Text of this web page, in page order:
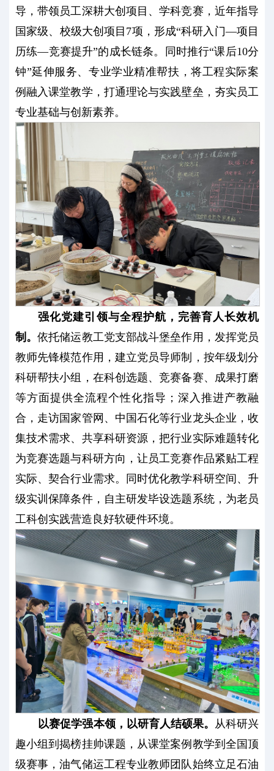
导，带领员工深耕大创项目、学科竞赛，近年指导
国家级、校级大创项目7项，形成“科研入门—项目
历练—竞赛提升”的成长链条。同时推行“课后10分
钟”延伸服务、专业学业精准帮扶，将工程实际案
例融入课堂教学，打通理论与实践壁垒，夯实员工
专业基础与创新素养。
强化党建引领与全程护航，完善育人长效机
制。依托储运教工党支部战斗堡垒作用，发挥党员
教师先锋模范作用，建立党员导师制，按年级划分
科研帮扶小组，在科创选题、竞赛备赛、成果打磨
等方面提供全流程个性化指导；深入推进产教融
合，走访国家管网、中国石化等行业龙头企业，收
集技术需求、共享科研资源，把行业实际难题转化
为竞赛选题与科研方向，让员工竞赛作品紧贴工程
实际、契合行业需求。同时优化教学科研空间、升
级实训保障条件，自主研发毕设选题系统，为老员
工科创实践营造良好软硬件环境。
以赛促学强本领，以研育人结硕果。
从科研兴
趣小组到揭榜挂帅课题，从课堂案例教学到全国顶
级赛事，油气储运工程专业教师团队始终立足石油